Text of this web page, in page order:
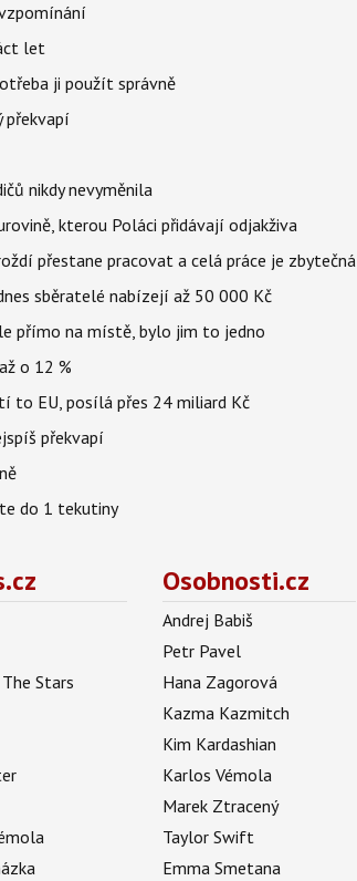
let
ji použít správně
překvapí
nikdy nevyměnila
kterou Poláci přidávají odjakživa
přestane pracovat a celá práce je zbytečná
sběratelé nabízejí až 50 000 Kč
přímo na místě, bylo jim to jedno
o 12 %
to EU, posílá přes 24 miliard Kč
překvapí
do 1 tekutiny
Stars
Osobnosti.cz
Andrej Babiš
Petr Pavel
Hana Zagorová
Kazma Kazmitch
Kim Kardashian
Karlos Vémola
Marek Ztracený
Taylor Swift
Emma Smetana